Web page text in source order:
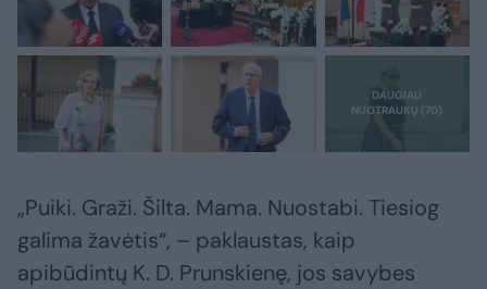
„Puiki. Graži. Šilta. Mama. Nuostabi. Tiesiog
galima žavėtis“, – paklaustas, kaip
apibūdintų K. D. Prunskienę, jos savybes